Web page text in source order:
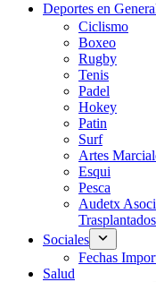
Deportes en
Ciclismo
Boxeo
Rugby
Tenis
Padel
Hokey
Patin
Surf
Artes
Esqui
Pesca
Audetx
Trasplantados
Sociales
Fechas
Salud